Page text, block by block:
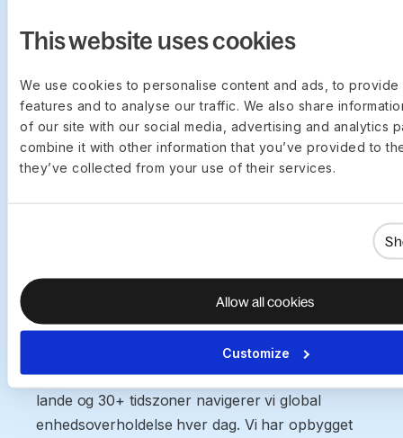
This website uses cookies
We use cookies to personalise content and ads, to provide
features and to analyse our traffic. We also share
of our site with our social media, advertising and analytics
combine it with other information that you’ve provided to
they’ve collected from your use of their services.
Allow all cookies
Customize
Vi har stået over for
udfordringer som
jer
Med 3.000+ medarbejdere på tværs af 100+
lande og 30+ tidszoner navigerer vi global
enhedsoverholdelse hver dag. Vi har opbygget